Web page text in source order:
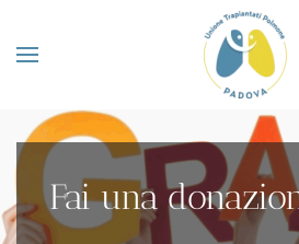
Skip to main content
Fai una